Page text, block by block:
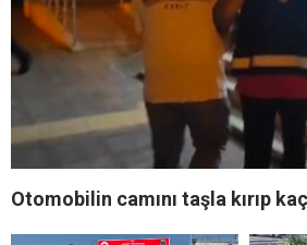
Otomobilin camını taşla kırıp